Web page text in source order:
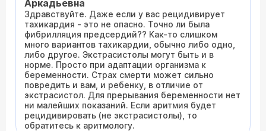
Аркадьевна
Здравствуйте. Даже если у вас рецидивирует
тахикардия - это не опасно. Точно ли была
фибрилляция предсердий?? Как-то слишком
много вариантов тахикардии, обычно либо одно,
либо другое. Экстрасистолы могут быть и в
норме. Просто при адаптации организма к
беременности. Страх смерти может сильно
повредить и вам, и ребенку, в отличие от
экстрасистол. Для прерывания беременности нет
ни малейших показаний. Если аритмия будет
рецидивировать (не экстрасистолы), то
обратитесь к аритмологу.